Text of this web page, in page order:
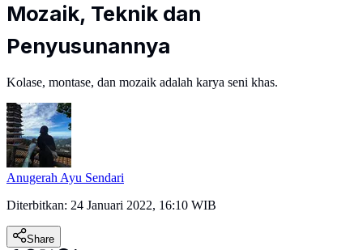
Mozaik, Teknik dan
Penyusunannya
Kolase, montase, dan mozaik adalah karya seni khas.
Anugerah Ayu Sendari
Diterbitkan: 24 Januari 2022, 16:10 WIB
Share